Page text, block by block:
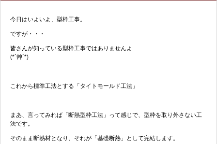
今日はいよいよ、型枠工事。
ですが・・・
皆さんが知っている型枠工事ではありませんよ
(*´艸`*)
これから標準工法とする「タイトモールド工法」
まあ、言ってみれば「断熱型枠工法」って感じで、型枠を取り外さない工
法です。
そのまま断熱材となり、それが「基礎断熱」として完結します。